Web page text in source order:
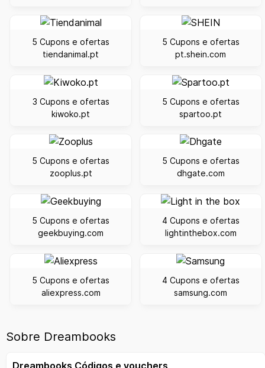
5 Cupons e ofertas
tiendanimal.pt
5 Cupons e ofertas
pt.shein.com
3 Cupons e ofertas
kiwoko.pt
5 Cupons e ofertas
spartoo.pt
5 Cupons e ofertas
zooplus.pt
5 Cupons e ofertas
dhgate.com
5 Cupons e ofertas
geekbuying.com
4 Cupons e ofertas
lightinthebox.com
5 Cupons e ofertas
aliexpress.com
4 Cupons e ofertas
samsung.com
Sobre Dreambooks